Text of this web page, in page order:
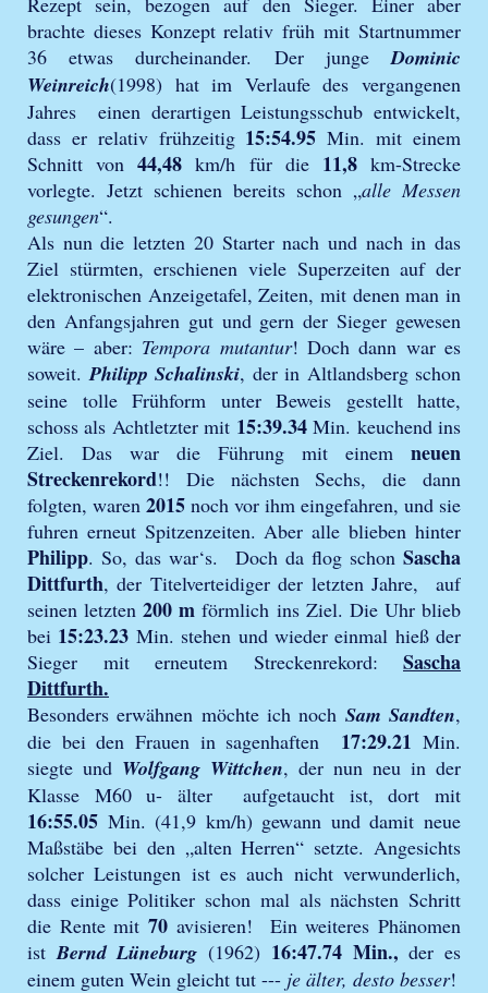
brachte dieses Konzept relativ früh mit Startnummer
36 etwas durcheinander. Der jungeDominic
Weinreich(1998) hat im Verlaufe des vergangenen
Jahres einen derartigen Leistungsschub entwickelt,
dass er relativ frühzeitig 15:54.95 Min. mit einem
Schnitt von44,48 km/h für die 11,8km-Strecke
vorlegte. Jetzt schienen bereits schon „alle Messen
gesungen“.
Als nun die letzten 20 Starter nach und nach in das
Ziel stürmten, erschienen viele Superzeiten auf der
elektronischen Anzeigetafel, Zeiten, mit denen man in
den Anfangsjahren gut und gern der Sieger gewesen
wäre – aber: Tempora mutantur! Doch dann war es
soweit.Philipp Schalinski, der in Altlandsberg schon
seine tolle Frühform unter Beweis gestellt hatte,
schoss als Achtletzter mit 15:39.34Min. keuchend ins
Ziel. Das war die Führung mit einem neuen
Streckenrekord!! Die nächsten Sechs, die dann
folgten, waren 2015 noch vor ihm eingefahren, und sie
fuhren erneut Spitzenzeiten. Aber alle blieben hinter
Philipp. So, das war‘s. Doch da flog schon Sascha
Dittfurth, der Titelverteidiger der letzten Jahre, auf
seinen letzten200 m förmlich ins Ziel. Die Uhr blieb
bei 15:23.23 Min. stehen und wieder einmal hieß der
Sieger mit erneutem Streckenrekord: Sascha
Dittfurth.
Besonders erwähnen möchte ich noch Sam Sandten,
die bei den Frauen in sagenhaften 17:29.21 Min.
siegte und Wolfgang Wittchen, der nun neu in der
Klasse M60 u- älter aufgetaucht ist, dort mit
16:55.05 Min. (41,9 km/h) gewann und damit neue
Maßstäbe bei den „alten Herren“ setzte. Angesichts
solcher Leistungen ist es auch nicht verwunderlich,
dass einige Politiker schon mal als nächsten Schritt
die Rente mit 70avisieren! Ein weiteres Phänomen
istBernd Lüneburg (1962) 16:47.74 Min., der es
einem guten Wein gleicht tut --- je älter, desto besser!